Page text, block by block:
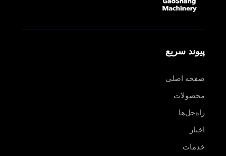
پیوند سریع
صفحه اصلی
محصولات
راه‌حل‌ها
اخبار
خدمات